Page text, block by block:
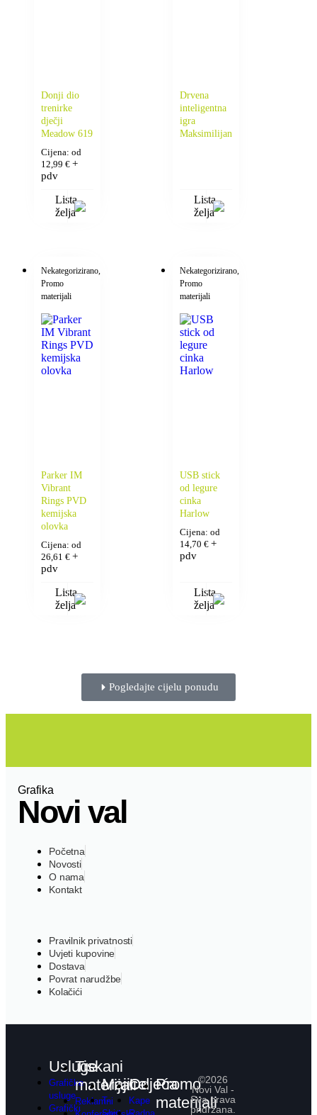
Donji dio
trenirke
dječji
Meadow 619
Cijena: od
12,99 € +
pdv
Lista
želja
Drvena
inteligentna
igra
Maksimilijan
Lista
želja
Nekategorizirano
Promo
materijali
Parker IM
Vibrant
Rings PVD
kemijska
olovka
Cijena: od
26,61 € +
pdv
Lista
želja
Nekategorizirano
Promo
materijali
USB stick
od legure
cinka
Harlow
Cijena: od
14,70 € +
pdv
Lista
želja
Pogledajte cijelu ponudu
Grafika
Novi val
Početna
Novosti
O nama
Kontakt
Pravilnik privatnosti
Uvjeti kupovine
Dostava
Povrat narudžbe
Kolačići
Usluge
Grafičke
usluge
Grafički
Tiskani
materijali
Reklamni
Majice
T-
Odjeća
Kape
Promo
materijali
©2026
Novi Val -
Sva prava
pridržana.